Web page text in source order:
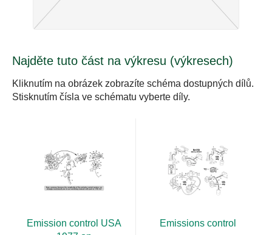
Najděte tuto část na výkresu (výkresech)
Kliknutím na obrázek zobrazíte schéma dostupných dílů.
Stisknutím čísla ve schématu vyberte díly.
Emission control USA
Emissions control